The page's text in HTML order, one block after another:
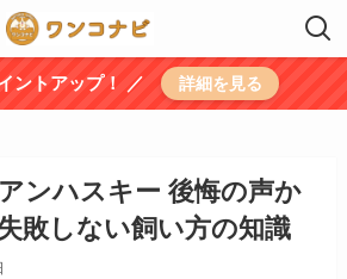
ントアップ！ ／ 詳細を見る
ンハスキー 後悔の声か
敗しない飼い方の知識